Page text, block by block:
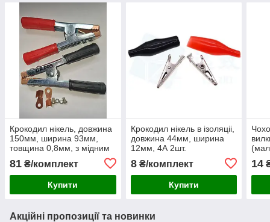
Крокодил нікель, довжина
150мм, ширина 93мм,
товщина 0,8мм, з мідним
81 ₴/комплект
Купити
Крокодил нікель в ізоляціі,
довжина 44мм, ширина
12мм, 4А 2шт.
8₴/комплект
Купити
14
Акційні пропозиції та новинки